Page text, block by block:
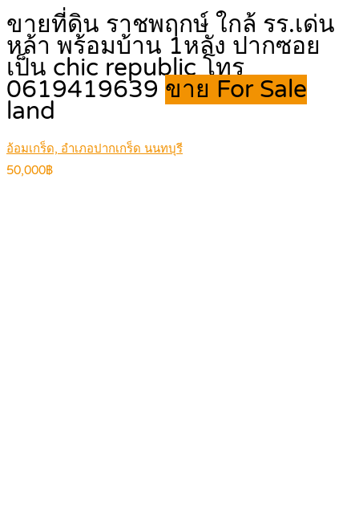
ขายที่ดิน ราชพฤกษ์ ใกล้ รร.เด่น
หล้า พร้อมบ้าน 1หลัง ปากซอย
เป็น chic republic โทร
0619419639 ขาย For Sale
land
อ้อมเกร็ด, อำเภอปากเกร็ด นนทบุรี
50,000฿